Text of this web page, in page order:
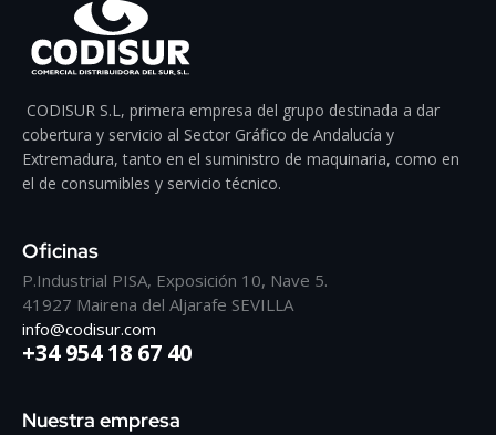
CODISUR S.L, primera empresa del grupo destinada a dar
cobertura y servicio al Sector Gráfico de Andalucía y
Extremadura, tanto en el suministro de maquinaria, como en
el de consumibles y servicio técnico.
Oficinas
P.Industrial PISA, Exposición 10, Nave 5.
41927 Mairena del Aljarafe SEVILLA
info@codisur.com
+34 954 18 67 40
Nuestra empresa